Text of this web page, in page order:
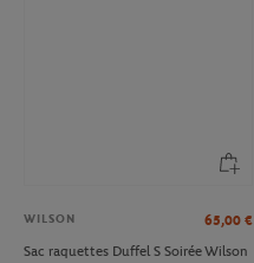
WILSON 65,00 €
Sac raquettes Duffel S Soirée Wilson